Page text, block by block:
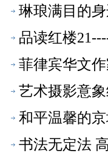
琳琅满目的
品读红楼
菲律宾华文
艺术摄影意
和平温馨的
书法无定法